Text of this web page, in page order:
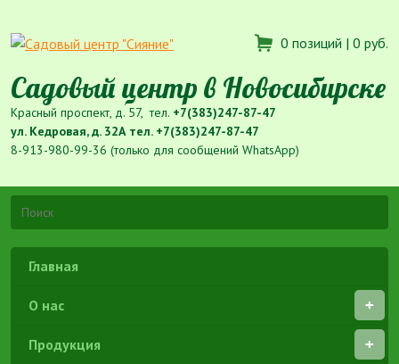
0 позиций | 0 руб.
Садовый центр в Новосибирске
Красный проспект, д. 57, тел. +7(383)247-87-47
ул. Кедровая, д. 32А тел. +7(383)247-87-47
8-913-980-99-36 (только для сообщений WhatsApp)
Главная
О нас
Продукция